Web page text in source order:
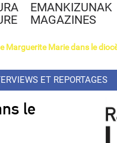
EMANKIZUNAK
MAGAZINES
Marguerite Marie dans le
ET REPORTAGES
le